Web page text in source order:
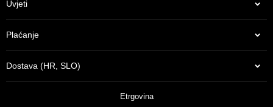
Uvjeti
Plaćanje
Dostava (HR, SLO)
Etrgovina